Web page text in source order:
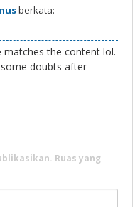
berkata:
matches the content lol.
some doubts after
Ruas yang